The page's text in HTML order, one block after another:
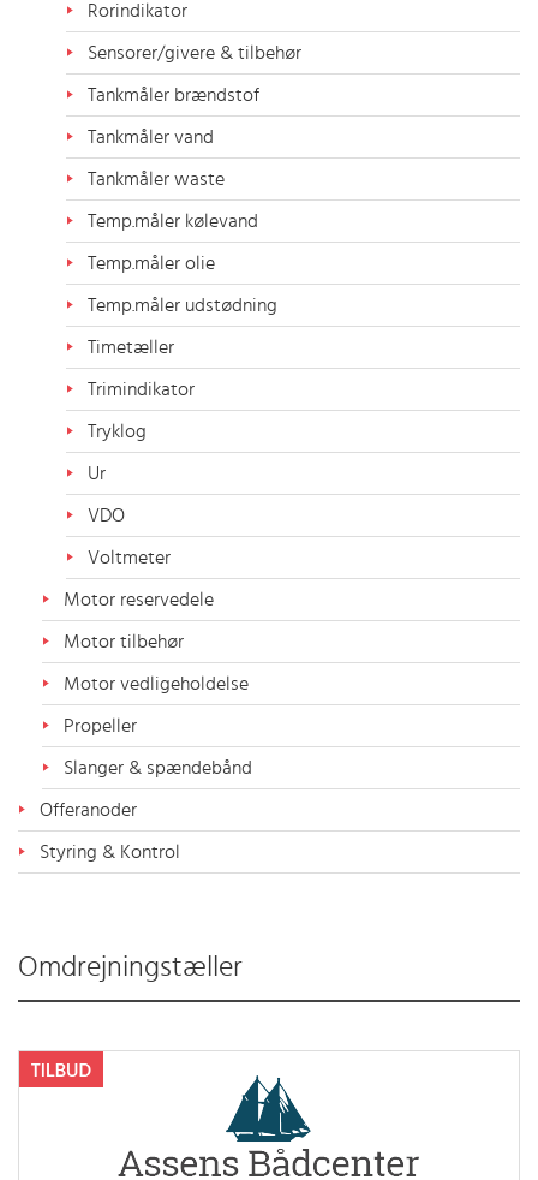
Rorindikator
Sensorer/givere & tilbehør
Tankmåler brændstof
Tankmåler vand
Tankmåler waste
Temp.måler kølevand
Temp.måler olie
Temp.måler udstødning
Timetæller
Trimindikator
Tryklog
Ur
VDO
Voltmeter
Motor reservedele
Motor tilbehør
Motor vedligeholdelse
Propeller
Slanger & spændebånd
Offeranoder
Styring & Kontrol
Omdrejningstæller